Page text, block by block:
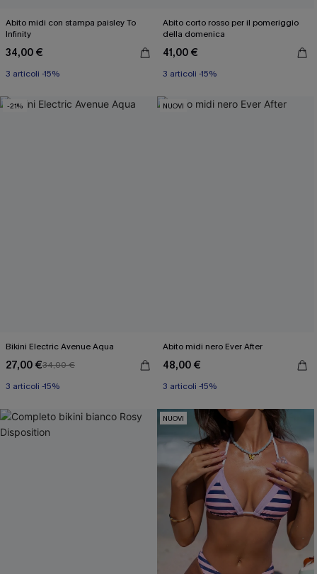
Abito midi con stampa paisley To
Infinity
34,00 €
3 articoli -15%
Abito corto rosso per il pomeriggio
della domenica
41,00 €
3 articoli -15%
-21%
Bikini Electric Avenue Aqua
27,00 €34,00 €
3 articoli -15%
NUOVI
Abito midi nero Ever After
48,00 €
3 articoli -15%
NUOVI